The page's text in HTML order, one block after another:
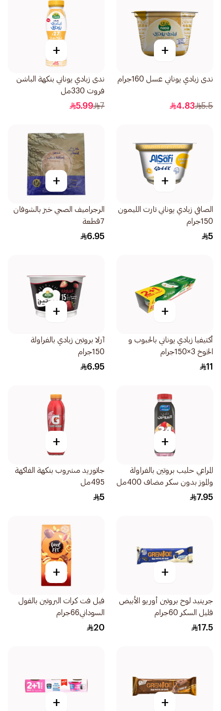
+
ندى زبادي يوناني عسل 160جرام
5.5
4.83
+
ندى زبادي يوناني بنكهة الباشن
فروت 330مل
7
5.99
+
الصافي زبادي يوناني تارت الليمون
150جرام
5
+
الرجراميف الصحي خبز بالشوفان
7قطعة
6.95
+
أكتيفيا زبادي يوناني بالحبوب و
الخوخ 3×150جرام
11
+
آرلا بروتين زبادي بالفراولة
150جرام
6.95
+
المراعي حليب بروتين بالفراولة
والموز بدون سكر مضاف 400مل
7.95
+
جاتوريد مشروب بنكهة الفاكهة
495مل
5
+
جرينيد لوح بروتين أوريو الأبيض
قليل السكر 60جرام
17.5
+
فيل فت كرات البروتين بالفول
السوداني66جرام
20
+
+